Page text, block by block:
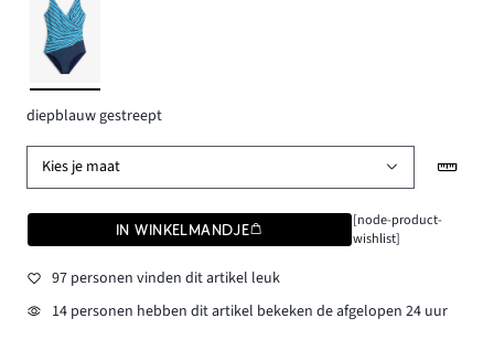
diepblauw gestreept
Kies je maat
IN WINKELMANDJE
[node-product-
wishlist]
97 personen vinden dit artikel leuk
14 personen hebben dit artikel bekeken de afgelopen 24 uur